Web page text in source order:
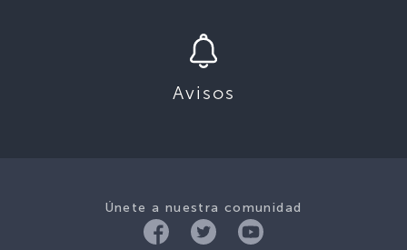
Avisos
Únete a nuestra comunidad